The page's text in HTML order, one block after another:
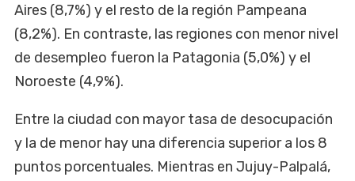
Aires (8,7%) y el resto de la región Pampeana
(8,2%). En contraste, las regiones con menor nivel
de desempleo fueron la Patagonia (5,0%) y el
Noroeste (4,9%).
Entre la ciudad con mayor tasa de desocupación
y la de menor hay una diferencia superior a los 8
puntos porcentuales. Mientras en Jujuy-Palpalá,